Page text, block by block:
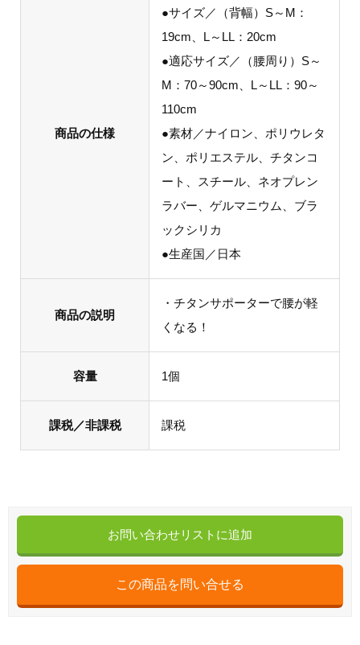
商品の仕様
●サイズ／（背幅）S～M：
19cm、L～LL：20cm
●適応サイズ／（腰周り）S～
M：70～90cm、L～LL：90～
110cm
●素材／ナイロン、ポリウレタ
ン、ポリエステル、チタンコ
ート、スチール、ネオプレン
ラバー、ゲルマニウム、ブラ
ックシリカ
●生産国／日本
商品の説明
・チタンサポーターで腰が軽
くなる！
容量 1個
課税／非課税 課税
お問い合わせリストに追加